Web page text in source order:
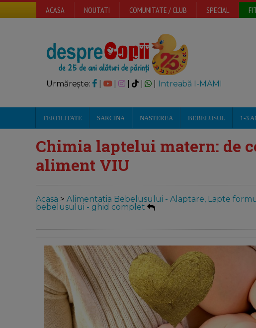
ACASA NOUTATI COMUNITATE / CLUB SPECIAL
Urmărește: | | Intreabă I-MAMI
FERTILITATE SARCINA NASTEREA BEBELUSUL 1-3
Chimia laptelui matern: de
aliment VIU
Acasa > Alimentatia Bebelusului - Alaptare, Lapte
bebelusului - ghid complet